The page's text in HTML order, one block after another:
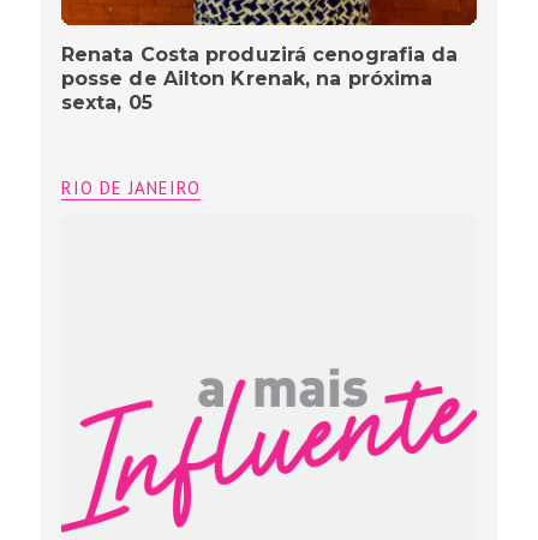
Renata Costa produzirá cenografia da
posse de Ailton Krenak, na próxima
sexta, 05
RIO DE JANEIRO